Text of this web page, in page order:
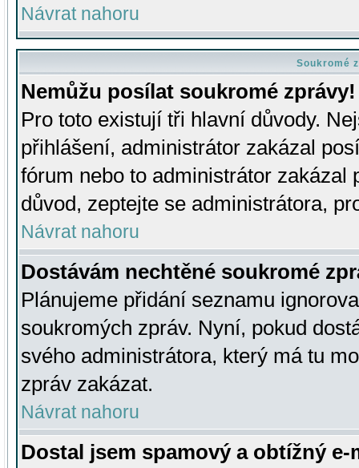
Návrat nahoru
Soukromé
Nemůžu posílat soukromé zprávy!
Pro toto existují tři hlavní důvody.
přihlášení, administrátor zakázal
fórum nebo to administrátor zakázal
důvod, zeptejte se administrátora,
Návrat nahoru
Dostávám nechtěné soukromé
Plánujeme přidání seznamu
soukromých zpráv. Nyní, pokud
svého administrátora, který má tu
zpráv zakázat.
Návrat nahoru
Dostal jsem spamový a obtížný